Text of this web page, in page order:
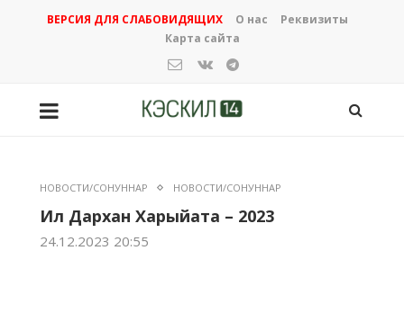
ВЕРСИЯ ДЛЯ СЛАБОВИДЯЩИХ О нас
Реквизиты
Карта сайта
НОВОСТИ/СОНУННАР НОВОСТИ/СОНУННАР
Ил Дархан Харыйата – 2023
24.12.2023 20:55